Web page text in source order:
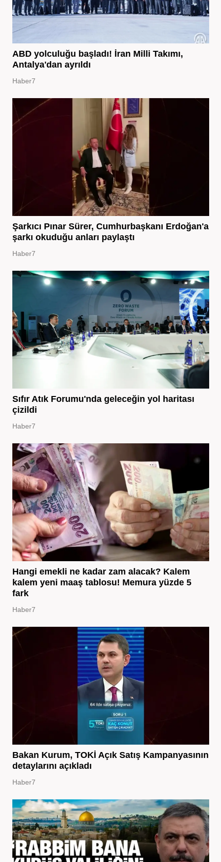
ABD yolculuğu başladı! İran Milli Takımı,
Antalya'dan ayrıldı
Haber7
Şarkıcı Pınar Sürer, Cumhurbaşkanı Erdoğan'a
şarkı okuduğu anları paylaştı
Haber7
Sıfır Atık Forumu'nda geleceğin yol haritası
çizildi
Haber7
Hangi emekli ne kadar zam alacak? Kalem
kalem yeni maaş tablosu! Memura yüzde 5
fark
Haber7
Bakan Kurum, TOKİ Açık Satış Kampanyasının
detaylarını açıkladı
Haber7